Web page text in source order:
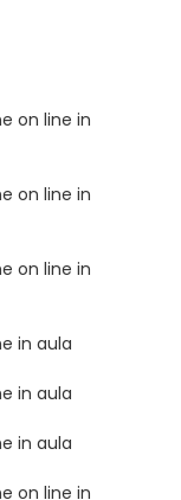
on line in
on line in
on line in
in aula
in aula
in aula
on line in